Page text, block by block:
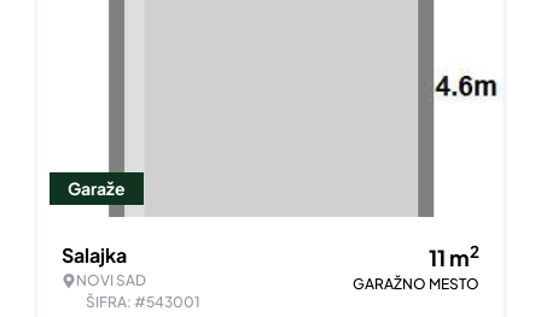
Garaže
Salajka
NOVI SAD
ŠIFRA: #543001
11 m2
GARAŽNO MESTO